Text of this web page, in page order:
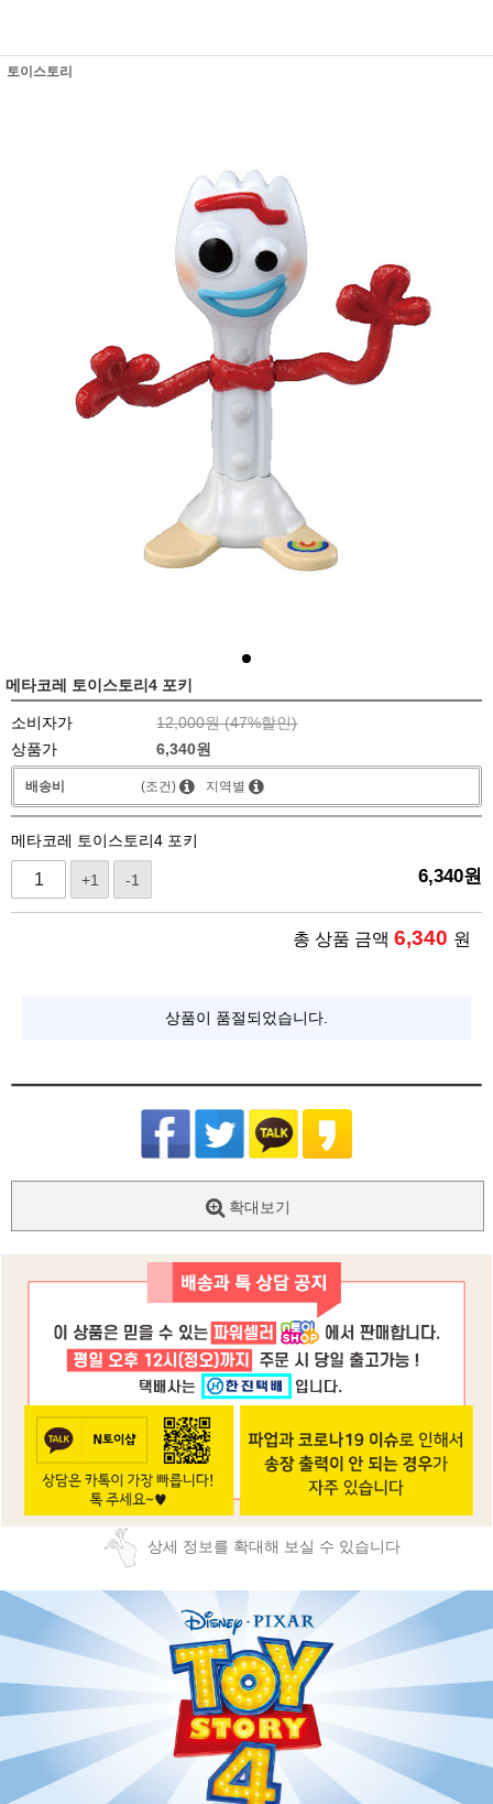
토이스토리
메타코레 토이스토리4 포키
소비자가 12,000원 (47%할인)
상품가
6,340원
배송비 (조건) 지역별
메타코레 토이스토리4 포키
+1 -1 6,340원
총 상품 금액 6,340 원
상품이 품절되었습니다.
확대보기
상세 정보를 확대해 보실 수 있습니다